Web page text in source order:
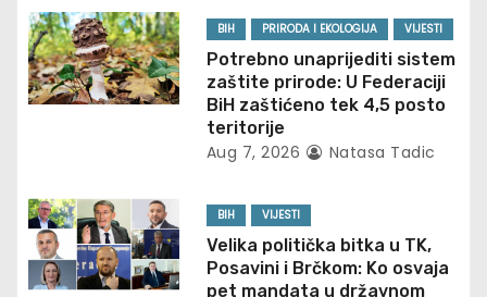
a
v
i
a
t
BIH PRIRODA I EKOLOGIJA VIJESTI
Potrebno unaprijediti sistem
zaštite prirode: U Federaciji
BiH zaštićeno tek 4,5 posto
teritorije
Aug 7, 2026 Natasa Tadic
BIH VIJESTI
Velika politička bitka u TK,
Posavini i Brčkom: Ko osvaja
pet mandata u državnom